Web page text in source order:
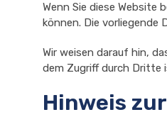
Wenn Sie diese
können. Die vorliegende
Wir weisen darauf hin,
dem Zugriff durch Dritte
Hinweis